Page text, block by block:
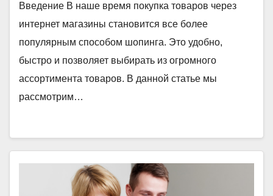
Введение В наше время покупка товаров через
интернет магазины становится все более
популярным способом шопинга. Это удобно,
быстро и позволяет выбирать из огромного
ассортимента товаров. В данной статье мы
рассмотрим…